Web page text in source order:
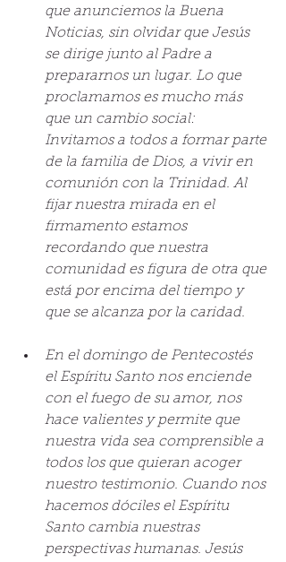
que anunciemos la Buena
Noticias, sin olvidar que Jesús
se dirige junto al Padre a
prepararnos un lugar. Lo que
proclamamos es mucho más
que un cambio social:
Invitamos a todos a formar parte
de la familia de Dios, a vivir en
comunión con la Trinidad. Al
fijar nuestra mirada en el
firmamento estamos
recordando que nuestra
comunidad es figura de otra que
está por encima del tiempo y
que se alcanza por la caridad.
En el domingo de Pentecostés
el Espíritu Santo nos enciende
con el fuego de su amor, nos
hace valientes y permite que
nuestra vida sea comprensible a
todos los que quieran acoger
nuestro testimonio. Cuando nos
hacemos dóciles el Espíritu
Santo cambia nuestras
perspectivas humanas. Jesús